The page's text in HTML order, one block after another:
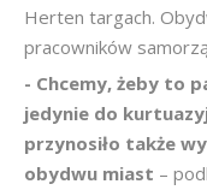
Herten targach.
pracowników
- Chcemy, żeby to
jedynie do
przynosiło także
obydwu miast –